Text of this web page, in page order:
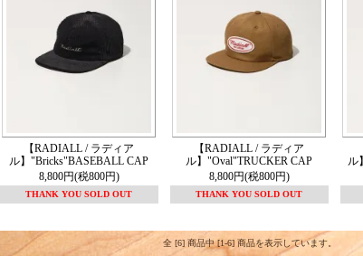
【RADIALL / ラディア
ル】"Bricks"BASEBALL CAP
8,800円(税800円)
THANK YOU SOLD OUT
【RADIALL / ラディア
ル】"Oval"TRUCKER CAP
8,800円(税800円)
THANK YOU SOLD OUT
ル
全 [6] 商品中 [1-6] 商品を表示しています。